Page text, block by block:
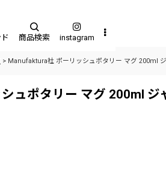
商品検索 instagram
> Manufaktura社 ポーリッシュポタリー マグ 200ml
ュポタリー マグ 200ml ジ